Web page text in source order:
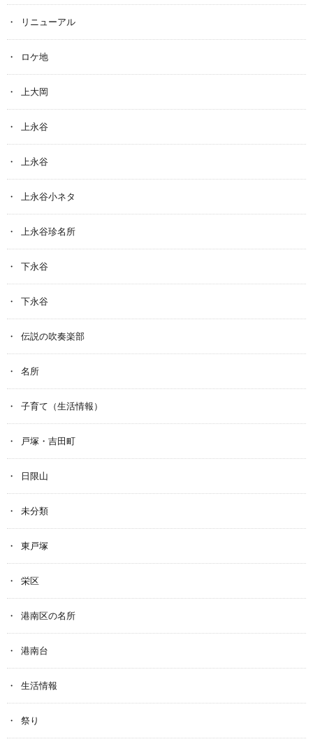
リニューアル
ロケ地
上大岡
上永谷
上永谷
上永谷小ネタ
上永谷珍名所
下永谷
下永谷
伝説の吹奏楽部
名所
子育て（生活情報）
戸塚・吉田町
日限山
未分類
東戸塚
栄区
港南区の名所
港南台
生活情報
祭り